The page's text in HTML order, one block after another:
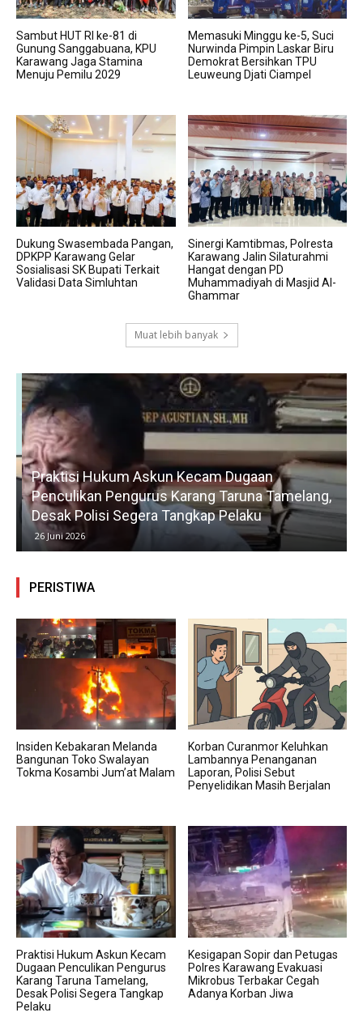
Sambut HUT RI ke-81 di
Gunung Sanggabuana, KPU
Karawang Jaga Stamina
Menuju Pemilu 2029
Memasuki Minggu ke-5, Suci
Nurwinda Pimpin Laskar Biru
Demokrat Bersihkan TPU
Leuweung Djati Ciampel
Dukung Swasembada Pangan,
DPKPP Karawang Gelar
Sosialisasi SK Bupati Terkait
Validasi Data Simluhtan
Sinergi Kamtibmas, Polresta
Karawang Jalin Silaturahmi
Hangat dengan PD
Muhammadiyah di Masjid Al-
Ghammar
Muat lebih banyak
Praktisi Hukum Askun Kecam Dugaan
Penculikan Pengurus Karang Taruna Tamelang,
Desak Polisi Segera Tangkap Pelaku
26 Juni 2026
PERISTIWA
Insiden Kebakaran Melanda
Bangunan Toko Swalayan
Tokma Kosambi Jum’at Malam
Korban Curanmor Keluhkan
Lambannya Penanganan
Laporan, Polisi Sebut
Penyelidikan Masih Berjalan
Praktisi Hukum Askun Kecam
Dugaan Penculikan Pengurus
Karang Taruna Tamelang,
Desak Polisi Segera Tangkap
Pelaku
Kesigapan Sopir dan Petugas
Polres Karawang Evakuasi
Mikrobus Terbakar Cegah
Adanya Korban Jiwa